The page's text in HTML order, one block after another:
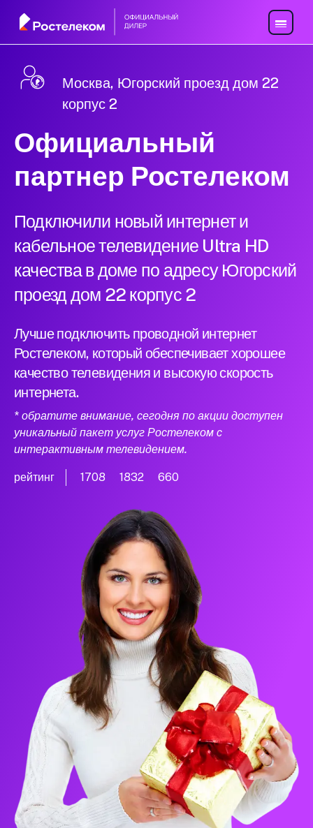
Москва, Югорский проезд дом 22
корпус 2
Официальный
партнер Ростелеком
Подключили новый интернет и
кабельное телевидение Ultra HD
качества в доме по адресу Югорский
проезд дом 22 корпус 2
Лучше подключить проводной интернет
Ростелеком, который обеспечивает хорошее
качество телевидения и высокую скорость
интернета.
* обратите внимание, сегодня по акции доступен
уникальный пакет услуг Ростелеком с
интерактивным телевидением.
рейтинг 1708 1832 660